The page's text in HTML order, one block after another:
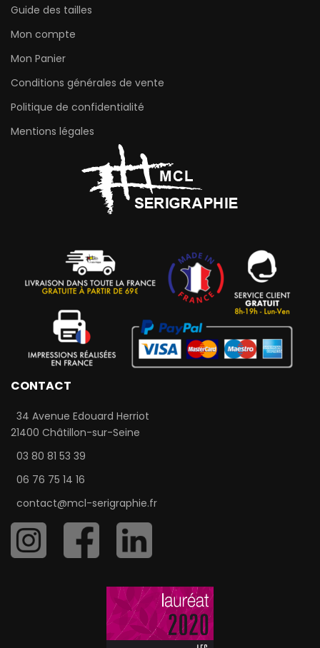
Guide des tailles
Mon compte
Mon Panier
Conditions générales de vente
Politique de confidentialité
Mentions légales
CONTACT
34 Avenue Edouard Herriot
21400 Châtillon-sur-Seine
03 80 81 53 39
06 76 75 14 16
contact@mcl-serigraphie.fr